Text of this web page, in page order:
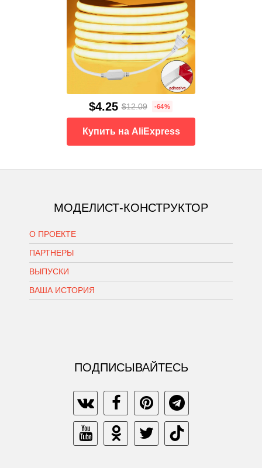
$4.25 $12.09 -64%
Купить на AliExpress
МОДЕЛИСТ-КОНСТРУКТОР
О ПРОЕКТЕ
ПАРТНЕРЫ
ВЫПУСКИ
ВАША ИСТОРИЯ
ПОДПИСЫВАЙТЕСЬ